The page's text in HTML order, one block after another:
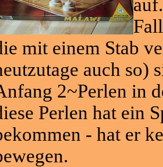
mit einem Stab
auch so)
2~Perlen in
Perlen hat ein
- hat er